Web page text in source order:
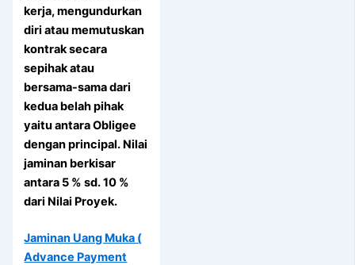
kerja, mengundurkan
diri atau memutuskan
kontrak secara
sepihak atau
bersama-sama dari
kedua belah pihak
yaitu antara Obligee
dengan principal. Nilai
jaminan berkisar
antara 5 % sd. 10 %
dari Nilai Proyek.
Jaminan Uang Muka (
Advance Payment